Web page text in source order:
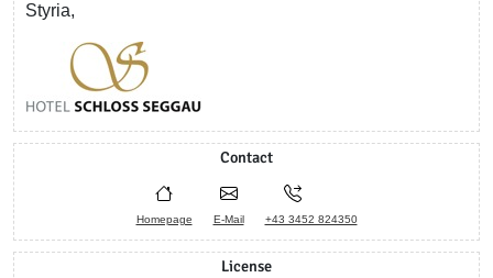
Styria,
Contact
Homepage E-Mail +43 3452 824350
License